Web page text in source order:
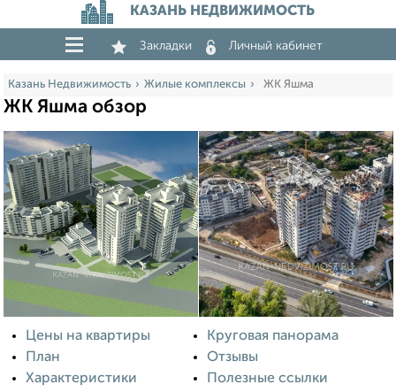
КАЗАНЬ НЕДВИЖИМОСТЬ
Закладки Личный кабинет
Казань Недвижимость Жилые комплексы ЖК Яшма
ЖК Яшма обзор
Цены на квартиры
План
Характеристики
Круговая панорама
Отзывы
Полезные ссылки